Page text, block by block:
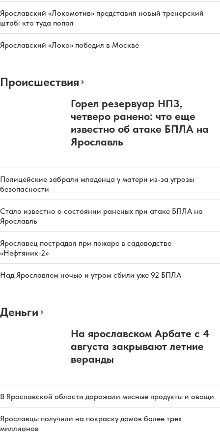
Ярославский «Локомотив» представил новый тренерский
штаб: кто туда попал
Ярославский «Локо» победил в Москве
Происшествия
Горел резервуар НПЗ,
четверо ранено: что еще
известно об атаке БПЛА на
Ярославль
Полицейские забрали младенца у матери из-за угрозы
безопасности
Стало известно о состоянии раненых при атаке БПЛА на
Ярославль
Ярославец пострадал при пожаре в садоводстве
«Нефтяник-2»
Над Ярославлем ночью и утром сбили уже 92 БПЛА
Деньги
На ярославском Арбате с 4
августа закрывают летние
веранды
В Ярославской области дорожали мясные продукты и овощи
Ярославцы получили на покраску домов более трех
миллионов